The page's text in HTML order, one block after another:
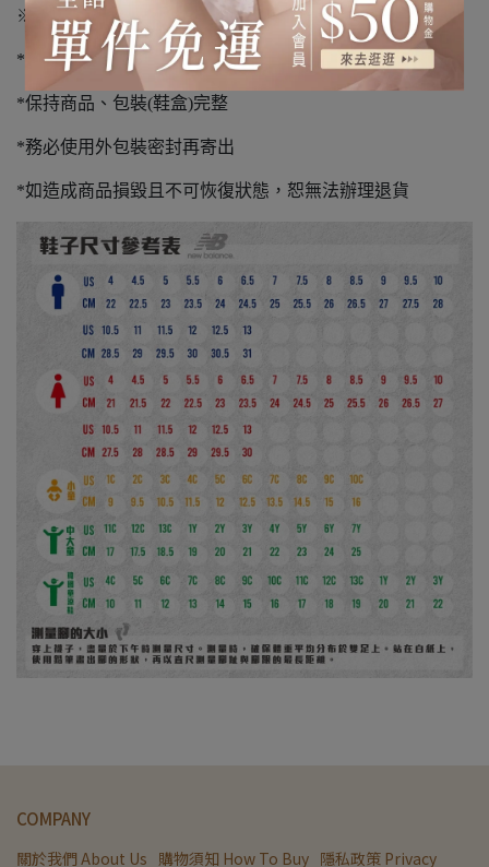
※退貨須知※
*本店僅供退貨，且恕不再提供原優惠
*保持商品、包裝(鞋盒)完整
*務必使用外包裝密封再寄出
*如造成商品損毀且不可恢復狀態，恕無法辦理退貨
COMPANY
關於我們 About Us 購物須知 How To Buy 隱私政策 Privacy